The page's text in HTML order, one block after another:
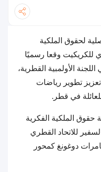
لحقوق الملكية
للكريكيت وقعا رسميًا
الأولمبية القطرية،
تطوير رياضات
في قطر.
حقوق الملكية الفكرية
للاتحاد القطري
دوغونغ كمحور